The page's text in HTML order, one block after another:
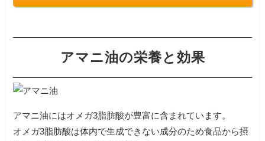
アマニ油の栄養と効果
アマニ油にはオメガ3脂肪酸が豊富に含まれています。
オメガ3脂肪酸は体内で生成できない成分のため食品から摂